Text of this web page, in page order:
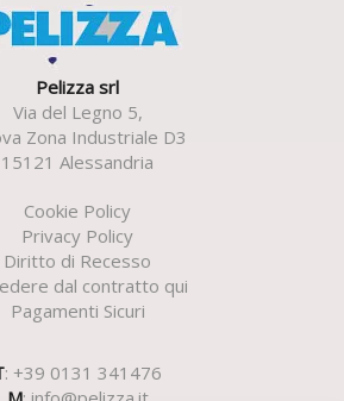
Pelizza srl
Via del Legno 5,
Zona Industriale D3
15121 Alessandria
Cookie Policy
Privacy Policy
Diritto di Recesso
dal contratto qui
Pagamenti Sicuri
: +39 0131 341476